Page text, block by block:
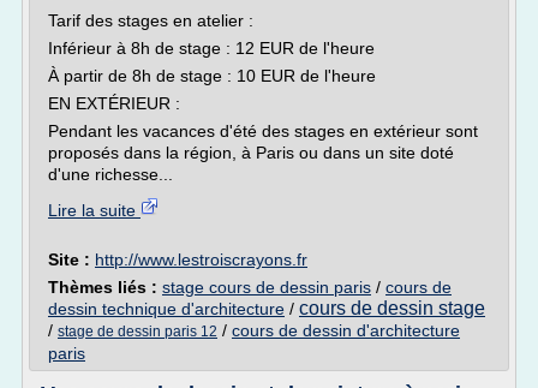
Tarif des stages en atelier :
Inférieur à 8h de stage : 12 EUR de l'heure
À partir de 8h de stage : 10 EUR de l'heure
EN EXTÉRIEUR :
Pendant les vacances d'été des stages en extérieur sont
proposés dans la région, à Paris ou dans un site doté
d'une richesse...
Lire la suite
Site : http://www.lestroiscrayons.fr
Thèmes liés : stage cours de dessin paris / cours de
dessin technique d'architecture / cours de dessin stage
/ stage de dessin paris 12 / cours de dessin d'architecture
paris